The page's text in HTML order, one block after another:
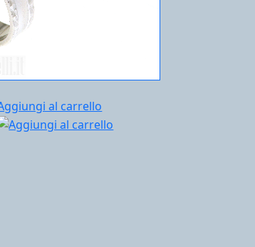
al carrello